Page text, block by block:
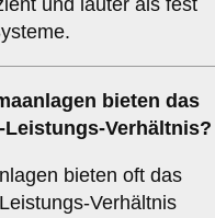
und lauter als fest
bieten das
Leistungs-Verhältnis?
bieten oft das
Verhältnis